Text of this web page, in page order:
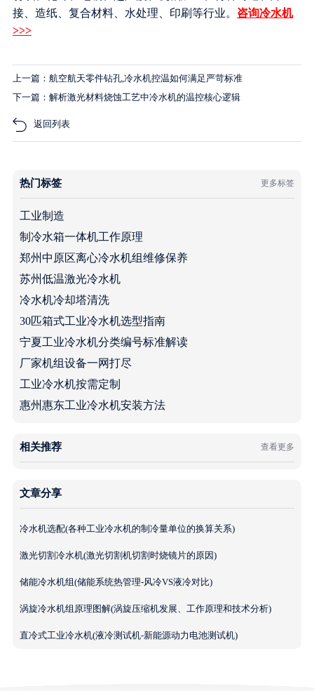
接、造纸、复合材料、水处理、印刷等行业。 咨询冷水机
>>>
上一篇：航空航天零件钻孔,冷水机控温如何满足严苛标准
下一篇：解析激光材料烧蚀工艺中冷水机的温控核心逻辑
返回列表
热门标签 更多标签
工业制造
制冷水箱一体机工作原理
郑州中原区离心冷水机组维修保养
苏州低温激光冷水机
冷水机冷却塔清洗
30匹箱式工业冷水机选型指南
宁夏工业冷水机分类编号标准解读
厂家机组设备一网打尽
工业冷水机按需定制
惠州惠东工业冷水机安装方法
相关推荐 查看更多
文章分享
冷水机选配(各种工业冷水机的制冷量单位的换算关系)
激光切割冷水机(激光切割机切割时烧镜片的原因)
储能冷水机组(储能系统热管理-风冷VS液冷对比)
涡旋冷水机组原理图解(涡旋压缩机发展、工作原理和技术分析)
直冷式工业冷水机(液冷测试机-新能源动力电池测试机)